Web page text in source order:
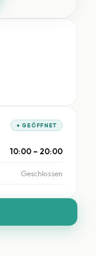
● GEÖFFNET
10:00 – 20:00
Geschlossen